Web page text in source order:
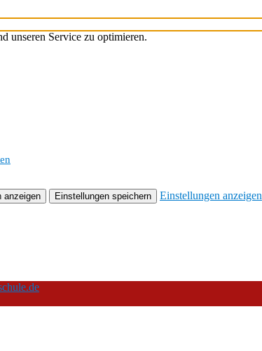
unseren Service zu optimieren.
anzeigen Einstellungen speichern Einstellungen anzeigen